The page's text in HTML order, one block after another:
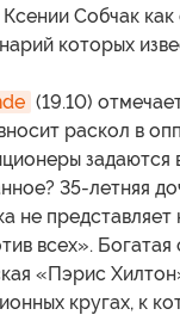
Собчак
которых
(19.10)
раскол в
задаются
35-летняя
не представляет
всех». Богатая
«Пэрис
кругах, к